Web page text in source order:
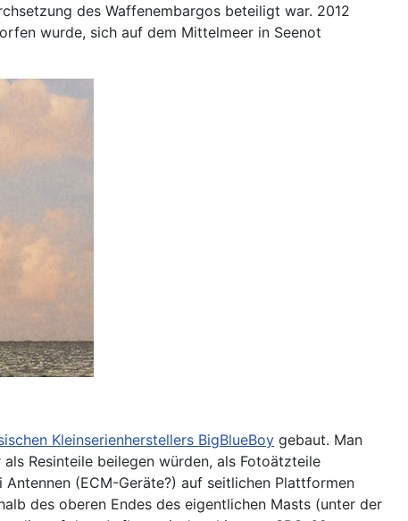
des Waffenembargos beteiligt war. 2012
wurde, sich auf dem Mittelmeer in Seenot
Kleinserienherstellers BigBlueBoy gebaut. Man
Resinteile beilegen würden, als Fotoätzteile
(ECM-Geräte?) auf seitlichen Plattformen
des oberen Endes des eigentlichen Masts (unter der